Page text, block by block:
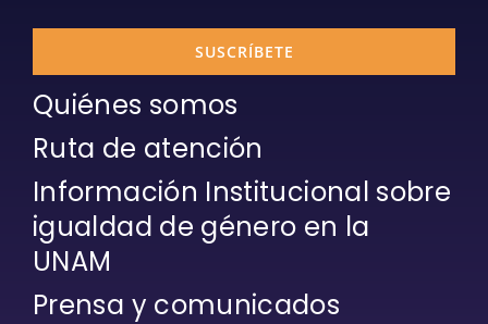
SUSCRÍBETE
Quiénes somos
Ruta de atención
Información Institucional sobre
igualdad de género en la
UNAM
Prensa y comunicados